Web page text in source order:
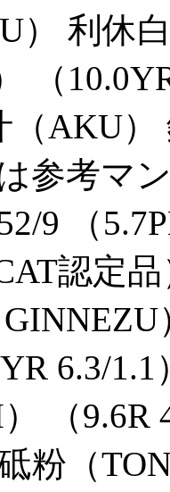
） 利休
（
（AKU
考マン
9 （
認定
6.3/
（
粉（